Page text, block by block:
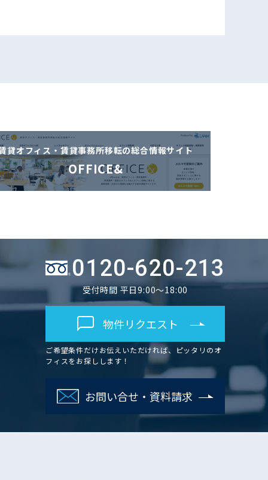
貸オフィス・賃貸事務所移転の総合情報サイト
OFFICE&
0120-620-213
受付時間 平日9:00～18:00
物件リクエスト
ご希望条件だけお伝えいただければ、ピッタリのオ
フィスをお探しします！
お問い合せ・資料請求